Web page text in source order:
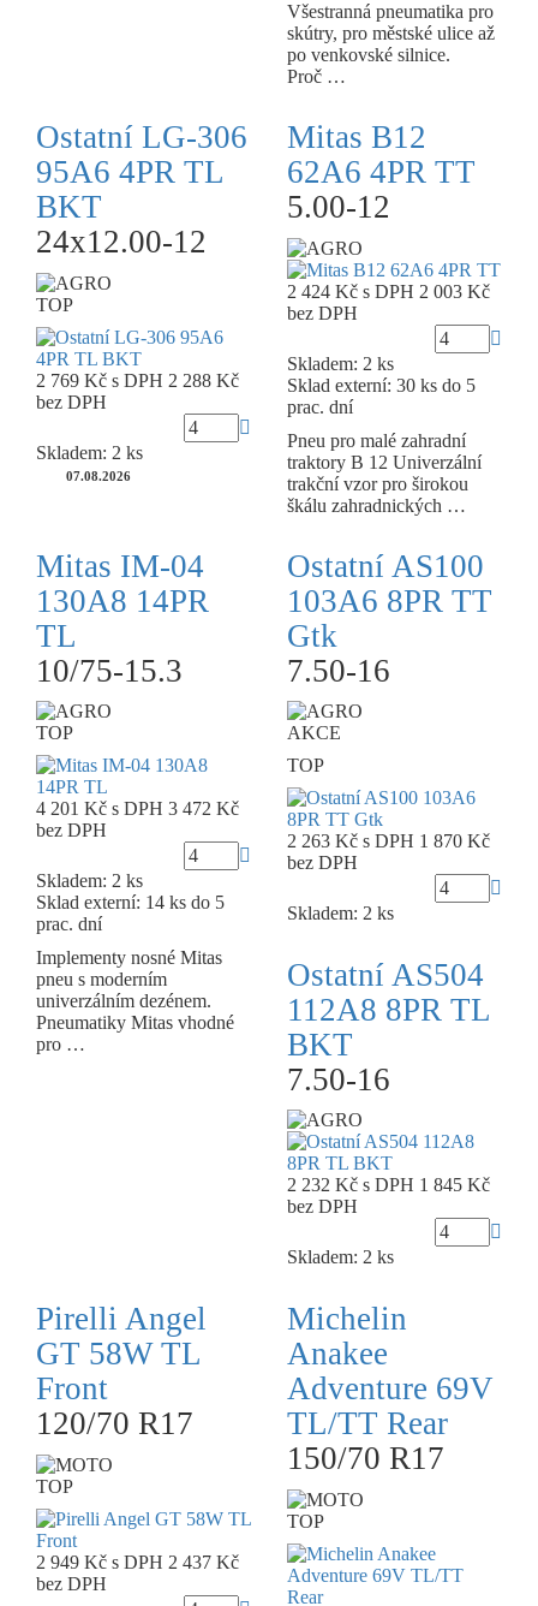
Všestranná pneumatika pro
skútry, pro městské ulice až
po venkovské silnice.
Proč …
Ostatní LG-306
95A6 4PR TL
BKT
24x12.00-12
TOP
2 769 Kč s DPH 2 288 Kč
bez DPH
Skladem: 2 ks
07.08.2026
Mitas B12
62A6 4PR TT
5.00-12
2 424 Kč s DPH 2 003 Kč
bez DPH
Skladem: 2 ks
Sklad externí: 30 ks do 5
prac. dní
Pneu pro malé zahradní
traktory B 12 Univerzální
trakční vzor pro širokou
škálu zahradnických …
Mitas IM-04
130A8 14PR
TL
10/75-15.3
TOP
4 201 Kč s DPH 3 472 Kč
bez DPH
Skladem: 2 ks
Sklad externí: 14 ks do 5
prac. dní
Implementy nosné Mitas
pneu s moderním
univerzálním dezénem.
Pneumatiky Mitas vhodné
pro …
Ostatní AS100
103A6 8PR TT
Gtk
7.50-16
AKCE
TOP
2 263 Kč s DPH 1 870 Kč
bez DPH
Skladem: 2 ks
Ostatní AS504
112A8 8PR TL
BKT
7.50-16
2 232 Kč s DPH 1 845 Kč
bez DPH
Skladem: 2 ks
Pirelli Angel
GT 58W TL
Front
120/70 R17
TOP
2 949 Kč s DPH 2 437 Kč
bez DPH
Michelin
Anakee
Adventure 69V
TL/TT Rear
150/70 R17
TOP